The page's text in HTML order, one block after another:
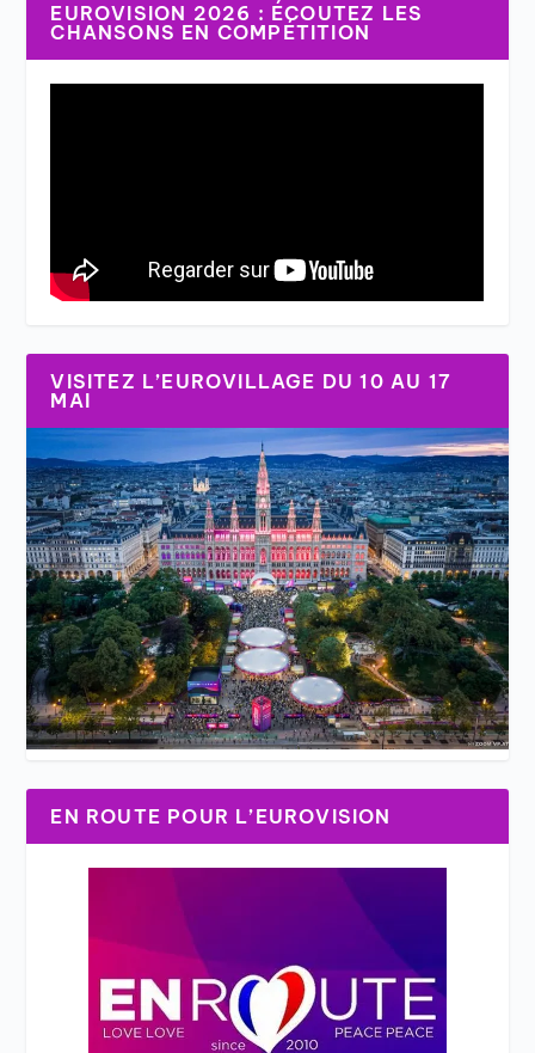
EUROVISION 2026 : ÉCOUTEZ LES
CHANSONS EN COMPÉTITION
VISITEZ L’EUROVILLAGE DU 10 AU 17
MAI
EN ROUTE POUR L’EUROVISION